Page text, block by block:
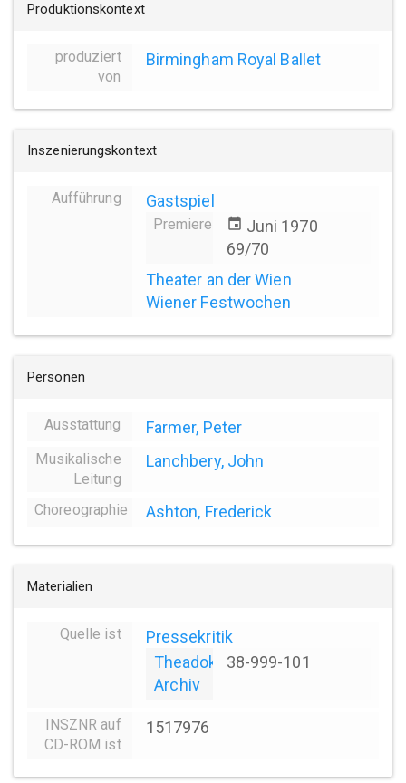
Produktionskontext
produziert
von
Birmingham Royal Ballet
Inszenierungskontext
Aufführung Gastspiel
Premiere event Juni 1970
69/70
Theater an der Wien
Wiener Festwochen
Personen
Ausstattung Farmer, Peter
Musikalische
Leitung
Lanchbery, John
Choreographie Ashton, Frederick
Materialien
Quelle ist
Pressekritik
Theadok
Archiv
38-999-101
INSZNR auf
CD-ROM ist
1517976